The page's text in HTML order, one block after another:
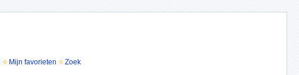
Mijn favorieten Zoek